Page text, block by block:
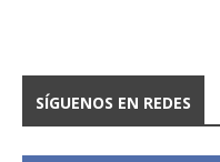
SÍGUENOS EN REDES